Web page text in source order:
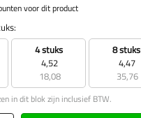
voor dit product
4 stuks
4,52
18,08
8 stuks
4,47
35,76
in dit blok zijn inclusief BTW.